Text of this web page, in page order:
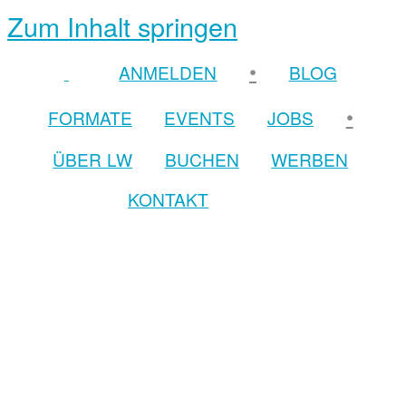
Zum Inhalt springen
ANMELDEN •
BLOG
FORMATE
EVENTS JOBS •
ÜBER LW BUCHEN
WERBEN
KONTAKT